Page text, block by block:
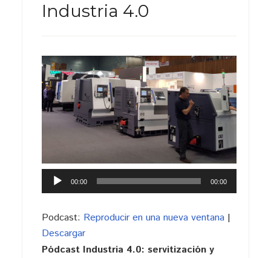
Industria 4.0
Reproductor
de
00:00 00:00
Podcast: Reproducir en una nueva ventana|
Descargar
Pódcast Industria 4.0: servitización y